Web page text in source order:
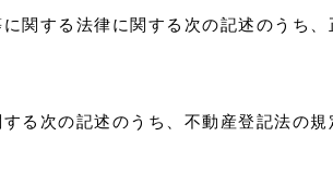
関する法律に関する次の記述のうち、
る次の記述のうち、不動産登記法の